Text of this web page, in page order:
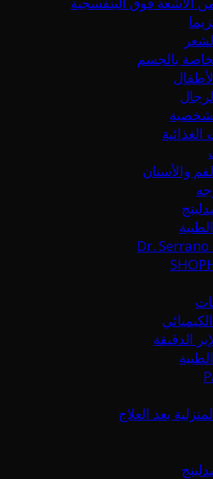
بالجسم
والأسنان
الدقيقة
بعد العلاج